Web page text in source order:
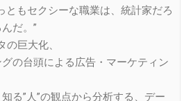
ともセクシーな職業は、統計家だろ
だ。”
巨大化、
の台頭による広告・マーケティン
る”人”の観点から分析する、デー